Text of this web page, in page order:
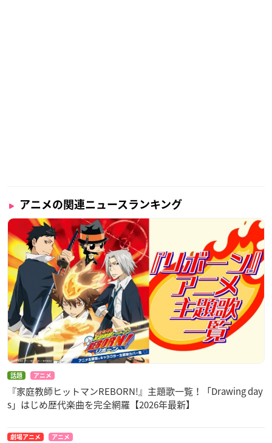
アニメの関連ニュースランキング
話題 アニメ
『家庭教師ヒットマンREBORN!』主題歌一覧！「Drawing day
s」はじめ歴代楽曲を完全網羅【2026年最新】
劇場アニメ アニメ